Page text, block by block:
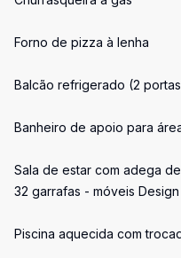
Forno de pizza à lenha
Balcão refrigerado (2
Banheiro de apoio para
Sala de estar com adega
32 garrafas - móveis
Piscina aquecida com